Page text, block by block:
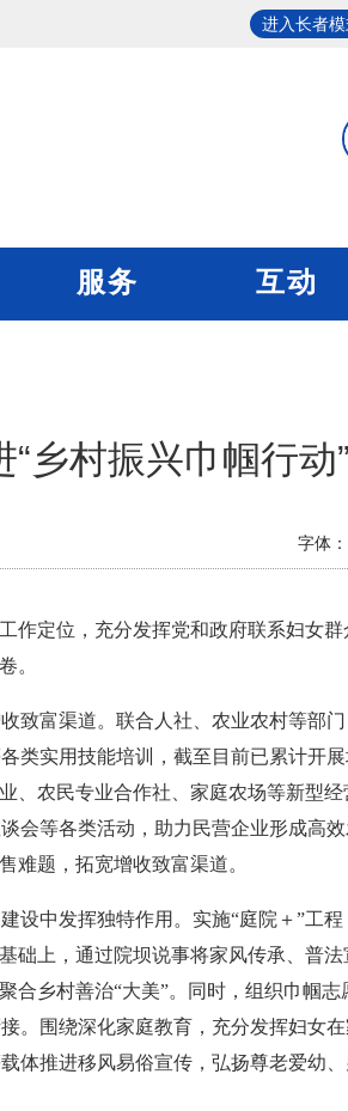
进入长者
服务 互动
乡村振兴巾帼行动
字体
作定位，充分发挥党和政府联系妇女
。
致富渠道。联合人社、农业农村等部
实用技能培训，截至目前已累计开
、农民专业合作社、家庭农场等新型
会等各类活动，助力民营企业形成高
难题，拓宽增收致富渠道。
设中发挥独特作用。实施“庭院＋”工
础上，通过院坝说事将家风传承、普
合乡村善治“大美”。同时，组织巾帼
围绕深化家庭教育，充分发挥妇女
体推进移风易俗宣传，弘扬尊老爱幼